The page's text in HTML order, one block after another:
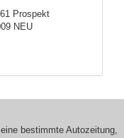
Prospekt
NEU
bestimmte Autozeitung,